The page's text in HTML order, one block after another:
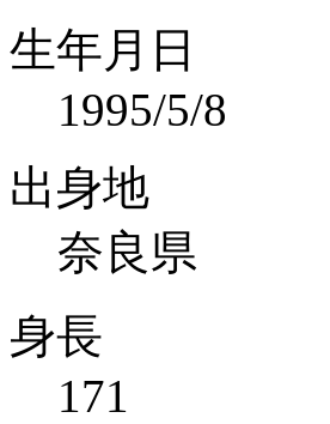
生年月日
1995/5/8
出身地
奈良県
身長
171